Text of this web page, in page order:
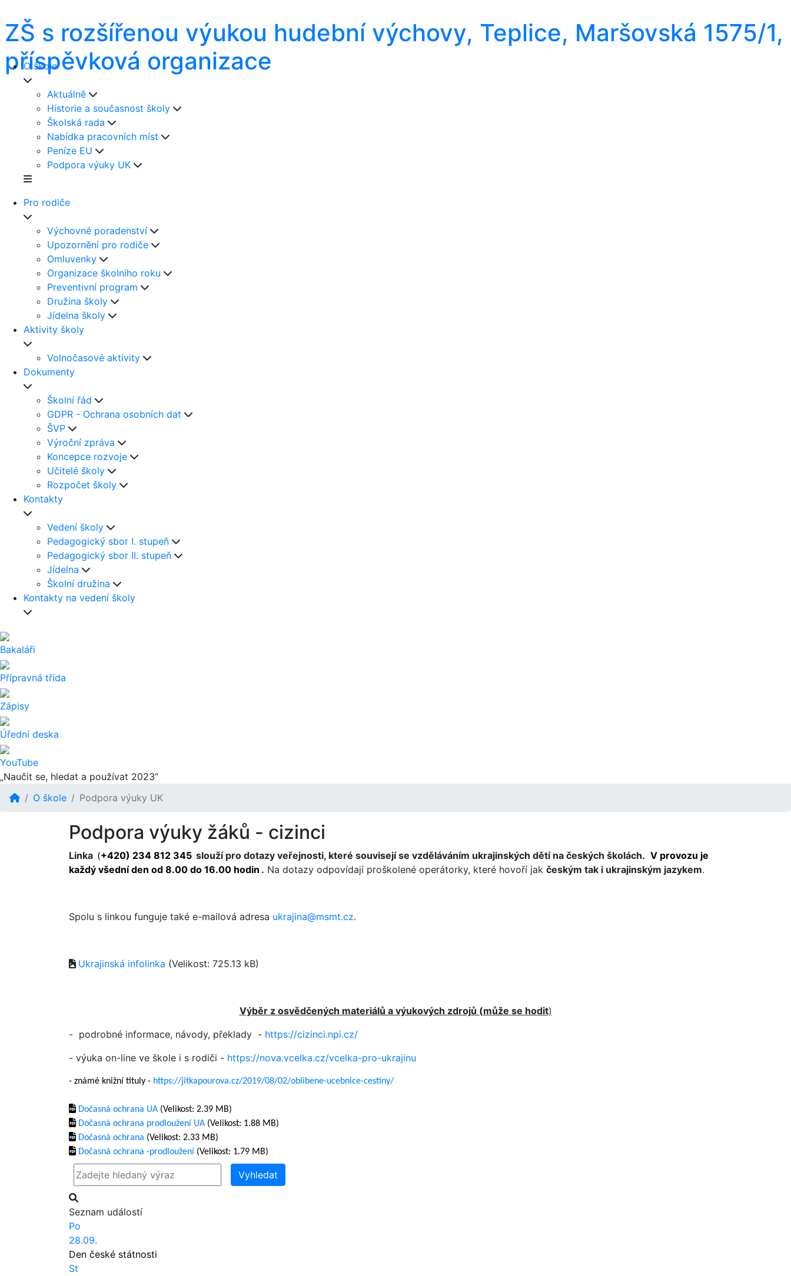
ZŠ s rozšířenou výukou hudební výchovy, Teplice, Maršovská 1575/1,
příspěvková organizace
O škole
Aktuálně
Historie a současnost školy
Školská rada
Nabídka pracovních míst
Peníze EU
Podpora výuky UK
Pro rodiče
Výchovné poradenství
Upozornění pro rodiče
Omluvenky
Organizace školního roku
Preventivní program
Družina školy
Jídelna školy
Aktivity školy
Volnočasové aktivity
Dokumenty
Školní řád
GDPR - Ochrana osobních dat
ŠVP
Výroční zpráva
Koncepce rozvoje
Učitelé školy
Rozpočet školy
Kontakty
Vedení školy
Pedagogický sbor I. stupeň
Pedagogický sbor II. stupeň
Jídelna
Školní družina
Kontakty na vedení školy
Bakaláři
Přípravná třída
Zápisy
Úřední deska
YouTube
„Naučit se, hledat a používat 2023”
O škole
Podpora výuky UK
Podpora výuky žáků - cizinci
Linka (+420) 234 812 345 slouží pro dotazy veřejnosti, které souvisejí se vzděláváním ukrajinských dětí na českých školách. V provozu je
každý všední den od 8.00 do 16.00 hodin . Na dotazy odpovídají proškolené operátorky, které hovoří jakčeským tak i ukrajinským jazykem.
Spolu s linkou funguje také e-mailová adresa ukrajina@msmt.cz.
Ukrajinská infolinka (Velikost: 725.13 kB)
Výběr z osvědčených materiálů a výukových zdrojů (může se hodit)
- podrobné informace, návody, překlady - https://cizinci.npi.cz/
- výuka on-line ve škole i s rodiči - https://nova.vcelka.cz/vcelka-pro-ukrajinu
- známé knižní tituly - https://jitkapourova.cz/2019/08/02/oblibene-ucebnice-cestiny/
Dočasná ochrana UA (Velikost: 2.39 MB)
Dočasná ochrana prodloužení UA (Velikost: 1.88 MB)
Dočasná ochrana (Velikost: 2.33 MB)
Dočasná ochrana -prodloužení (Velikost: 1.79 MB)
Vyhledat
Seznam událostí
Po
28.09.
Den české státnosti
St